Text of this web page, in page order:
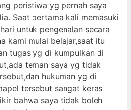
peristiwa yg pernah saya
Saat pertama kali memasuki
untuk pengenalan secara
kami mulai belajar,saat itu
tugas yg di kumpulkan di
teman saya yg tidak
hukuman yg di
tersebut sangat keras
bahwa saya tidak boleh